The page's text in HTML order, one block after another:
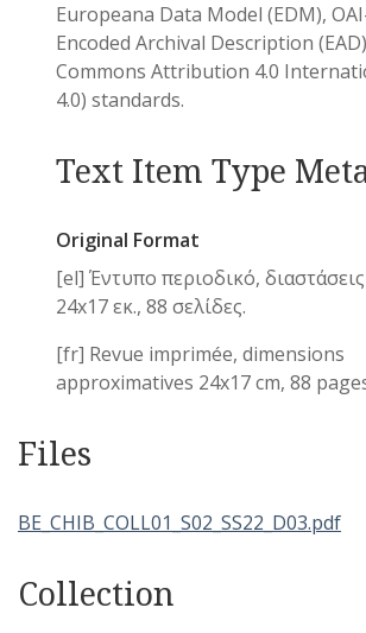
Europeana Data Model (EDM),
Encoded Archival Description
Commons Attribution 4.0
4.0) standards.
Text Item Type
Original Format
[el] Έντυπο περιοδικό,
24x17 εκ., 88 σελίδες.
[fr] Revue imprimée, dimensions
approximatives 24x17 cm, 88
Files
BE_CHIB_COLL01_S02_SS22_D03.pdf
Collection